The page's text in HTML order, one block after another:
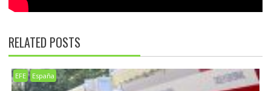
RELATED POSTS
EFE España